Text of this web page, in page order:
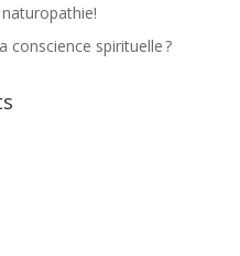
conscience spirituelle ?